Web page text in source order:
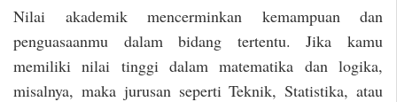
Nilai akademik mencerminkan kemampuan dan
penguasaanmu dalam bidang tertentu. Jika kamu
memiliki nilai tinggi dalam matematika dan logika,
misalnya, maka jurusan seperti Teknik, Statistika, atau